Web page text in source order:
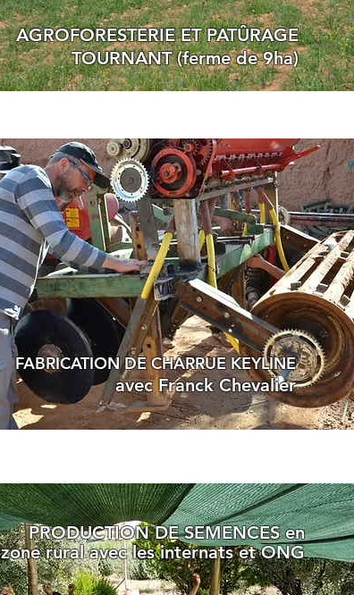
AGROFORESTERIE ET PATÛRAGE
TOURNANT (ferme de 9ha)
FABRICATION DE CHARRUE KEYLINE
avec Franck Chevalier
PRODUCTION DE SEMENCES en
zone rural avec les internats et ONG